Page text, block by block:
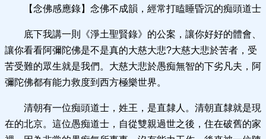
【念佛感應錄】念佛不成韻，經常打瞌睡昏沉的痴頭道士
底下我講一則《淨土聖賢錄》的公案，讓你好好的體會、
讓你看看阿彌陀佛是不是真的大慈大悲?大慈大悲於苦者，受
苦受難的眾生就是我們。大慈大悲於愚痴無智的下劣凡夫，阿
彌陀佛都有能力救度到西方極樂世界。
清朝有一位痴頭道士，姓王，是直隸人。清朝直隸就是現
在的北京。這位愚痴道士，自從雙親過世之後，住在破舊的家